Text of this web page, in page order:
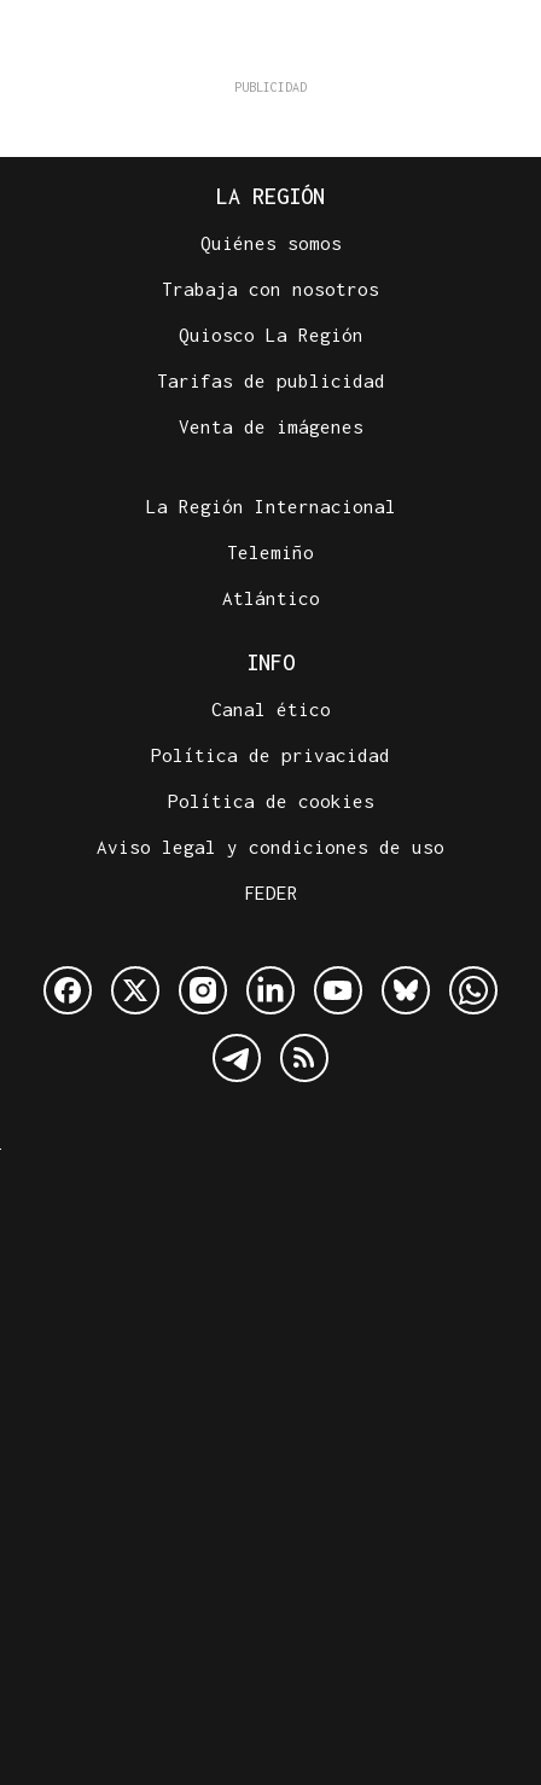
LA REGIÓN
Quiénes somos
Trabaja con nosotros
Quiosco La Región
Tarifas de publicidad
Venta de imágenes
La Región Internacional
Telemiño
Atlántico
INFO
Canal ético
Política de privacidad
Política de cookies
Aviso legal y condiciones de uso
FEDER